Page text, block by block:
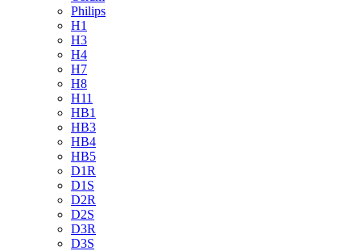
Philips
H1
H3
H4
H7
H8
H11
HB1
HB3
HB4
HB5
D1R
D1S
D2R
D2S
D3R
D3S